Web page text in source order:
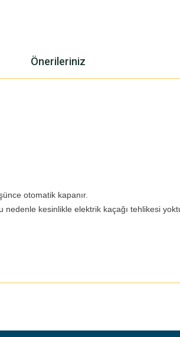
Önerileriniz
otomatik kapanır.
nedenle kesinlikle elektrik kaçağı tehlikesi
ürüne ilk yorumu siz yapın!